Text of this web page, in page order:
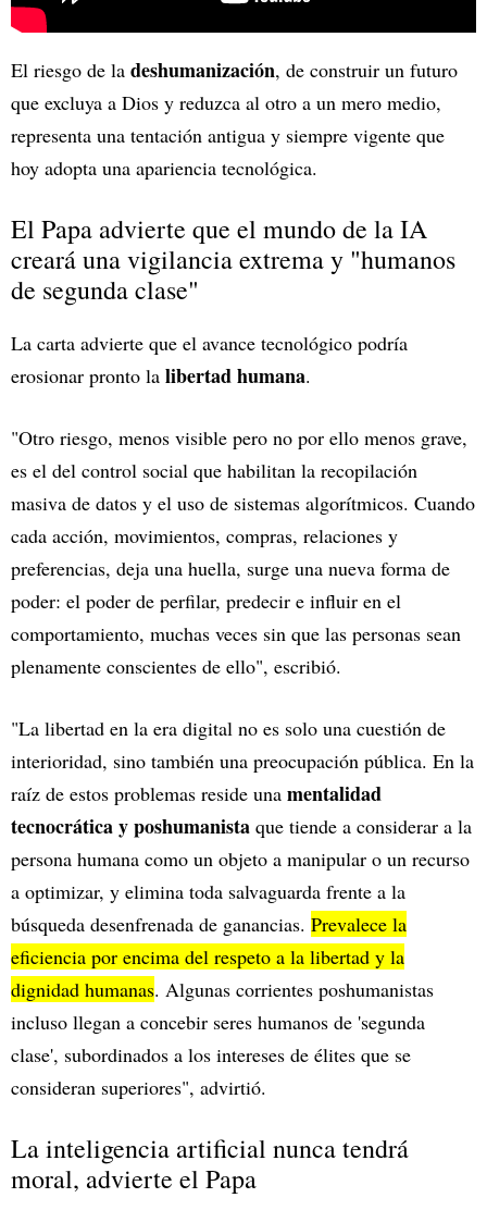
El riesgo de la deshumanización, de construir un futuro
que excluya a Dios y reduzca al otro a un mero medio,
representa una tentación antigua y siempre vigente que
hoy adopta una apariencia tecnológica.
El Papa advierte que el mundo de la IA
creará una vigilancia extrema y "humanos
de segunda clase"
La carta advierte que el avance tecnológico podría
erosionar pronto la libertad humana.
"Otro riesgo, menos visible pero no por ello menos grave,
es el del control social que habilitan la recopilación
masiva de datos y el uso de sistemas algorítmicos. Cuando
cada acción, movimientos, compras, relaciones y
preferencias, deja una huella, surge una nueva forma de
poder: el poder de perfilar, predecir e influir en el
comportamiento, muchas veces sin que las personas sean
plenamente conscientes de ello", escribió.
"La libertad en la era digital no es solo una cuestión de
interioridad, sino también una preocupación pública. En la
raíz de estos problemas reside una mentalidad
tecnocrática y poshumanista que tiende a considerar a la
persona humana como un objeto a manipular o un recurso
a optimizar, y elimina toda salvaguarda frente a la
búsqueda desenfrenada de ganancias. Prevalece la
eficiencia por encima del respeto a la libertad y la
dignidad humanas. Algunas corrientes poshumanistas
incluso llegan a concebir seres humanos de 'segunda
clase', subordinados a los intereses de élites que se
consideran superiores", advirtió.
La inteligencia artificial nunca tendrá
moral, advierte el Papa